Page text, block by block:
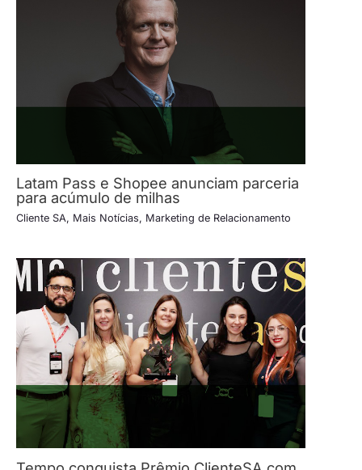
Latam Pass e Shopee anunciam parceria
para acúmulo de milhas
Cliente SA, Mais Notícias, Marketing de Relacionamento